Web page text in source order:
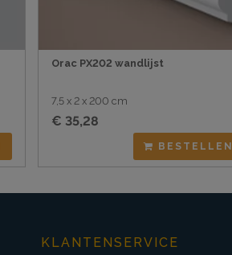
Orac PX202 wandlijst
7,5 x 2 x 200 cm
€ 35,28
BESTELLEN
KLANTENSERVICE